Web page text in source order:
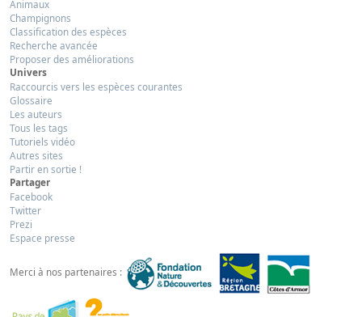
Animaux
Champignons
Classification des espèces
Recherche avancée
Proposer des améliorations
Univers
Raccourcis vers les espèces courantes
Glossaire
Les auteurs
Tous les tags
Tutoriels vidéo
Autres sites
Partir en sortie !
Partager
Facebook
Twitter
Prezi
Espace presse
Merci à nos partenaires :